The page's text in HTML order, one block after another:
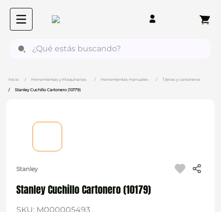
Herramientas y Maquinarias Herramientas manuales Tijeras y cartoneros
Stanley Cuchillo Cartonero (10179)
Stanley
Stanley Cuchillo Cartonero (10179)
SKU: M000005493